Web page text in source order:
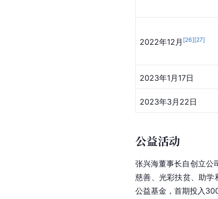
2022年12月 [26][27]
2023年1月17日
2023年3月22日
公益活动
张兴海董事长自创立公
慈善、光彩扶贫、助
公益基金，首期投入